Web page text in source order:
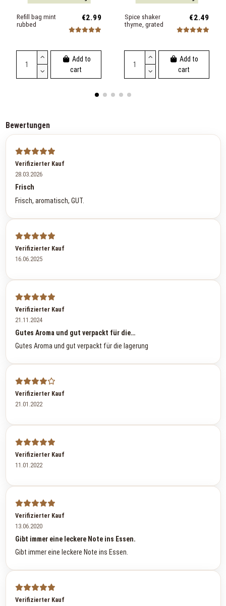
Refill bag mint
rubbed
€2.99
Add to
cart
Spice shaker
thyme, grated
€2.49
Add to
cart
Bewertungen
Verifizierter Kauf
28.03.2026
Frisch
Frisch, aromatisch, GUT.
Verifizierter Kauf
16.06.2025
Verifizierter Kauf
21.11.2024
Gutes Aroma und gut verpackt für die…
Gutes Aroma und gut verpackt für die lagerung
Verifizierter Kauf
21.01.2022
Verifizierter Kauf
11.01.2022
Verifizierter Kauf
13.06.2020
Gibt immer eine leckere Note ins Essen.
Gibt immer eine leckere Note ins Essen.
Verifizierter Kauf